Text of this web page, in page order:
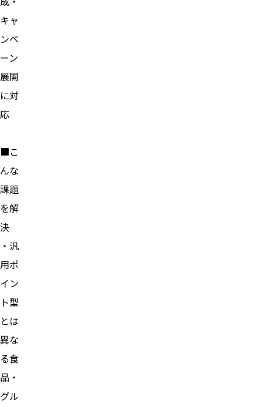
キャ
ンペ
ーン
展開
に対
応
■こ
んな
課題
を解
決
・汎
用ポ
イン
ト型
とは
異な
る食
品・
グル